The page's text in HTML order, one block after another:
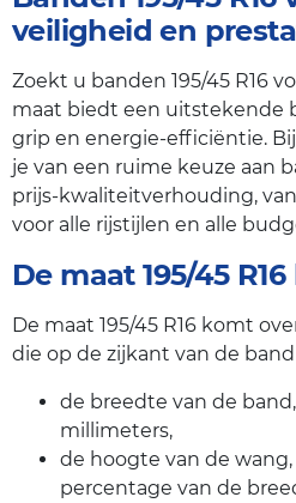
veiligheid en
Zoekt u banden 195/45 R16
maat biedt een uitstekende
grip en energie-efficiëntie.
je van een ruime keuze aan
prijs-kwaliteitverhouding,
voor alle rijstijlen en alle
De maat 195/45
De maat 195/45 R16 komt
die op de zijkant van de
de breedte van de
millimeters,
de hoogte van de
percentage van de